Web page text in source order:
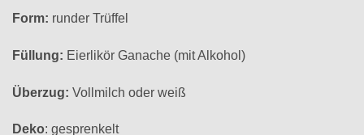
Form: runder Trüffel
Füllung: Eierlikör Ganache (mit Alkohol)
Überzug: Vollmilch oder weiß
Deko: gesprenkelt